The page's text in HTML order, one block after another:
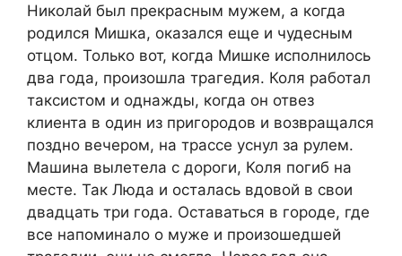
Николай был прекрасным мужем, а когда
родился Мишка, оказался еще и чудесным
отцом. Только вот, когда Мишке исполнилось
два года, произошла трагедия. Коля работал
таксистом и однажды, когда он отвез
клиента в один из пригородов и возвращался
поздно вечером, на трассе уснул за рулем.
Машина вылетела с дороги, Коля погиб на
месте. Так Люда и осталась вдовой в свои
двадцать три года. Оставаться в городе, где
все напоминало о муже и произошедшей